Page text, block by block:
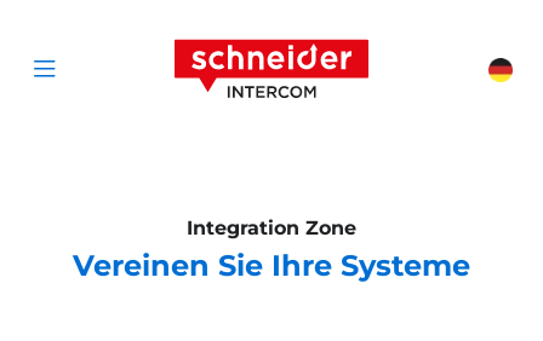
Open menu
Schneider
Integration Zone
Vereinen Sie Ihre Systeme